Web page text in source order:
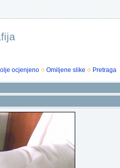
ocjenjeno Omiljene slike Pretraga